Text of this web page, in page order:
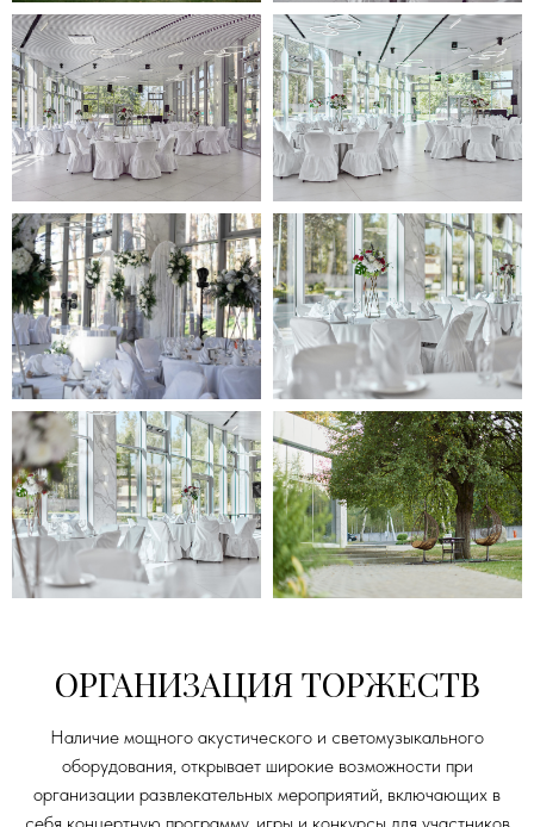
ОРГАНИЗАЦИЯ ТОРЖЕСТВ
Наличие мощного акустического и светомузыкального
оборудования, открывает широкие возможности при
организации развлекательных мероприятий, включающих в